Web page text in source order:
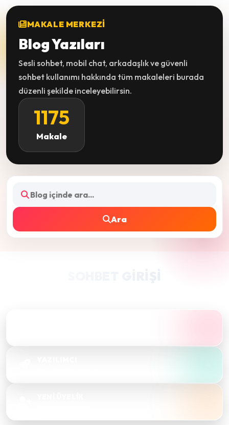
MAKALE MERKEZI
Blog Yazıları
Sesli sohbet, mobil chat, arkadaşlık ve güvenli
sohbet kullanımı hakkında tüm makaleleri burada
düzenli şekilde inceleyebilirsin.
1175
Makale
Ara